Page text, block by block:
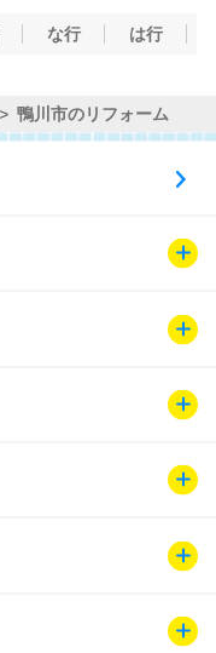
な行 は行
鴨川市のリフォーム